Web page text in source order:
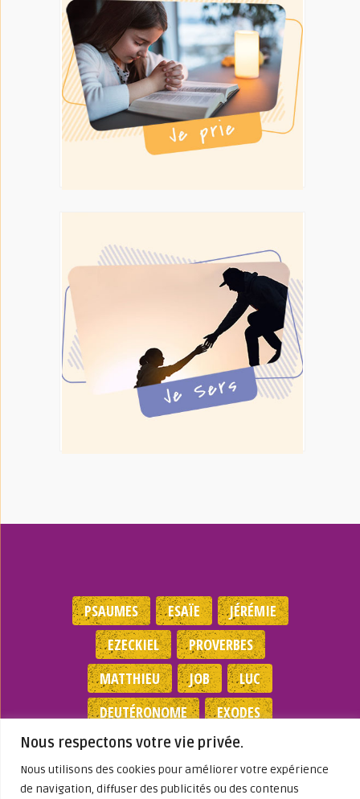
Nous respectons votre vie privée.
Nous utilisons des cookies pour améliorer votre expérience
de navigation, diffuser des publicités ou des contenus
PSAUMES ESAÏE
JÉRÉMIE
EZECKIEL
PROVERBES
MATTHIEU
JOB
LUC
DEUTÉRONOME
EXODES
NOMBRES
JEAN 1 SAMUEL
Mentions légales|Politique de